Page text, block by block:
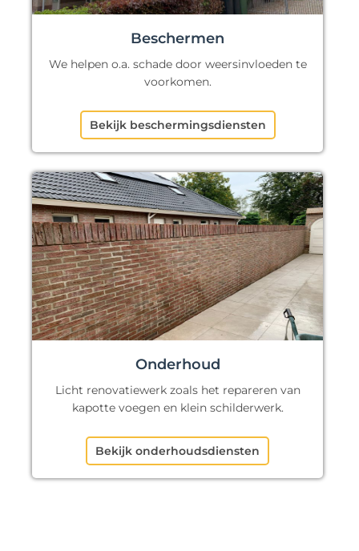
Beschermen
We helpen o.a. schade door weersinvloeden te
voorkomen.
Bekijk beschermingsdiensten
Onderhoud
Licht renovatiewerk zoals het repareren van
kapotte voegen en klein schilderwerk.
Bekijk onderhoudsdiensten